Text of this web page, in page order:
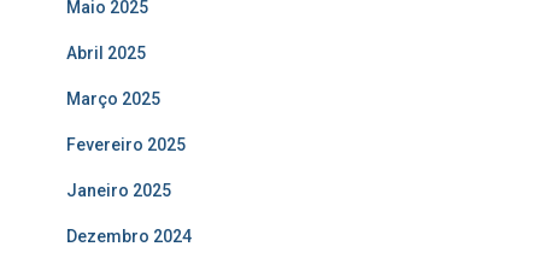
Maio 2025
Abril 2025
Março 2025
Fevereiro 2025
Janeiro 2025
Dezembro 2024